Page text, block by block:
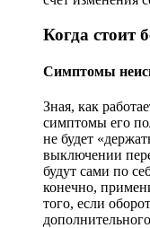
Когда стоит
Симптомы
Зная, как
симптомы его
не будет
выключении
будут сами по
конечно,
того, если